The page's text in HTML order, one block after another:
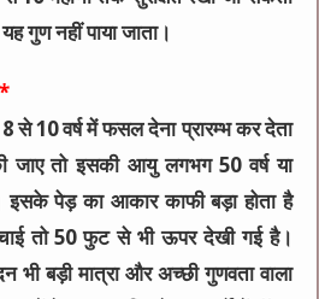
गुण नहीं पाया जाता।
से 10 वर्ष में फसल देना प्रारम्भ कर देता
जाए तो इसकी आयु लगभग 50 वर्ष या
पेड़ का आकार काफी बड़ा होता है
तो 50 फुट से भी ऊपर देखी गई है।
भी बड़ी मात्रा और अच्छी गुणवता वाला